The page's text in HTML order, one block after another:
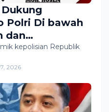
Polri Di bawah
dan
Atas
kepolisian Republik
2026